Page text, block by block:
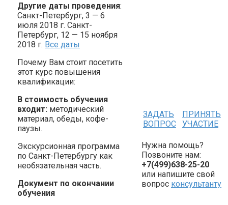
Другие даты проведения:
Санкт-Петербург, 3 — 6
июля 2018 г. Санкт-
Петербург, 12 — 15 ноября
2018 г. Все даты
Почему Вам стоит посетить
этот курс повышения
квалификации:
В стоимость обучения
входит: методический
материал, обеды, кофе-
паузы.
Экскурсионная программа
по Санкт-Петербургу как
необязательная часть.
Документ по окончании
обучения
ЗАДАТЬ
ВОПРОС
ПРИНЯТЬ
УЧАСТИЕ
Нужна помощь?
Позвоните нам:
+7(499)638-25-20
или напишите свой
вопрос консультанту